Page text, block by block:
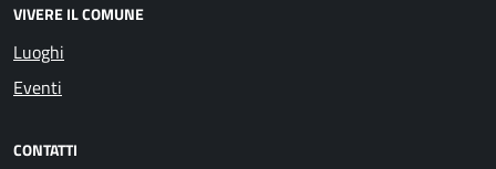
VIVERE IL COMUNE
Luoghi
Eventi
CONTATTI